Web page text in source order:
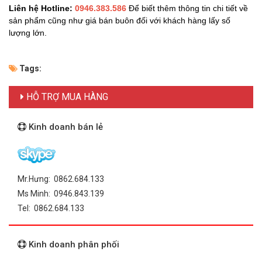
Liên hệ Hotline: 0946.383.586 Để biết thêm thông tin chi tiết về
sản phẩm cũng như giá bán buôn đối với khách hàng lấy số
lượng lớn.
Tags:
HỖ TRỢ MUA HÀNG
Kinh doanh bán lẻ
Mr.Hưng: 0862.684.133
Ms Minh: 0946.843.139
Tel: 0862.684.133
Kinh doanh phân phối